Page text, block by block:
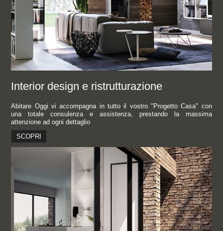
Interior design e ristrutturazione
Abitare Oggi vi accompagna in tutto il vostro "Progetto Casa" con
una totale consulenza e assistenza, prestando la massima
attenzione ad ogni dettaglio
SCOPRI